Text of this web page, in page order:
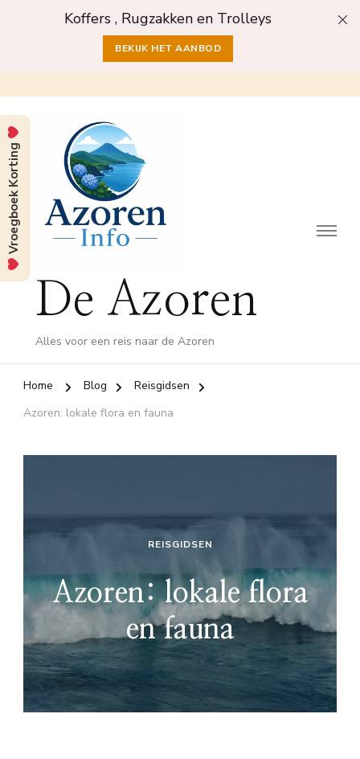
Koffers , Rugzakken en Trolleys
BEKIJK HET AANBOD
De Azoren
Alles voor een reis naar de Azoren
Home Blog
Reisgidsen
Azoren: lokale flora en fauna
REISGIDSEN
Azoren: lokale flora
en fauna
Vroegboek Korting